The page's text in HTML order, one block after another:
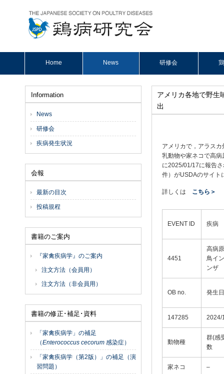
Home News 研修会
アメリカ各地で野生
出
アメリカで，アラス
乳動物や家ネコで高
に2025/01/17に報告
件）がUSDAのサイト
詳しくは こちら＞
EVENT ID 疾病
4451
高病
鳥イ
ンザ
OB no. 発生日
147285 2024/
動物種
群(感
数
家ネコ –
Information
News
研修会
疾病発生状況
会報
最新の目次
投稿規程
書籍のご案内
『家禽疾病学』のご案内
注文方法（会員用）
注文方法（非会員用）
書籍の修正･補足･資料
「家禽疾病学」の補足
（Enterococcus cecorum 感染症）
「家禽疾病学（第2版）」の補足（演
習問題）